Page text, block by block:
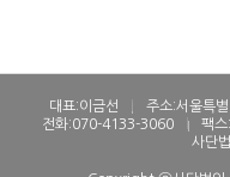
대표:이금선
주소:서울특
전화:070-4133-3060
l
팩
사단